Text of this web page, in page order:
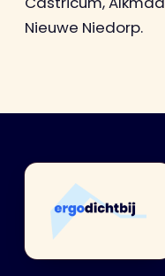
Nieuwe Niedorp.